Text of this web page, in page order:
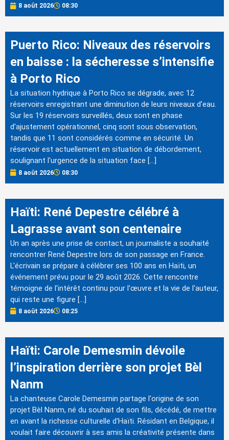
8 août 2026 08:30
Puerto Rico: Niveaux des réservoirs
en baisse : la sécheresse s’intensifie
à Porto Rico
La situation hydrique à Porto Rico se dégrade, avec 12
réservoirs enregistrant une diminution de leurs niveaux d'eau.
Sur les 19 réservoirs surveillés, deux sont en phase
d'ajustement opérationnel, cinq sont sous observation,
tandis que 11 sont considérés comme en sécurité. Un
réservoir est actuellement en situation de débordement,
soulignant l'urgence de la situation face […]
8 août 2026 08:30
Haïti: René Depestre célébré à
Lagrasse avant son centenaire
Un an après une prise de contact, un journaliste a souhaité
rencontrer René Depestre lors de son passage en France.
L'écrivain se prépare à célébrer ses 100 ans en Haïti, un
événement prévu pour le 29 août 2026. Cette rencontre
témoigne de l'intérêt continu pour l'œuvre et la vie de l'auteur,
qui reste une figure […]
8 août 2026 08:25
Haïti: Carole Demesmin dévoile
l’inspiration derrière son projet Bèl
Nanm
La chanteuse Carole Demesmin partage l'origine de son
projet Bèl Nanm, né du souhait de son fils, décédé, de mettre
en avant la richesse culturelle d'Haïti. Résidant en Belgique, il
voulait faire découvrir à ses amis la créativité présente dans